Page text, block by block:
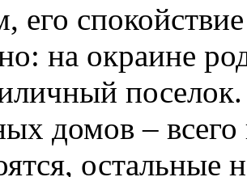
его
на окраине
домов – всего
остальные